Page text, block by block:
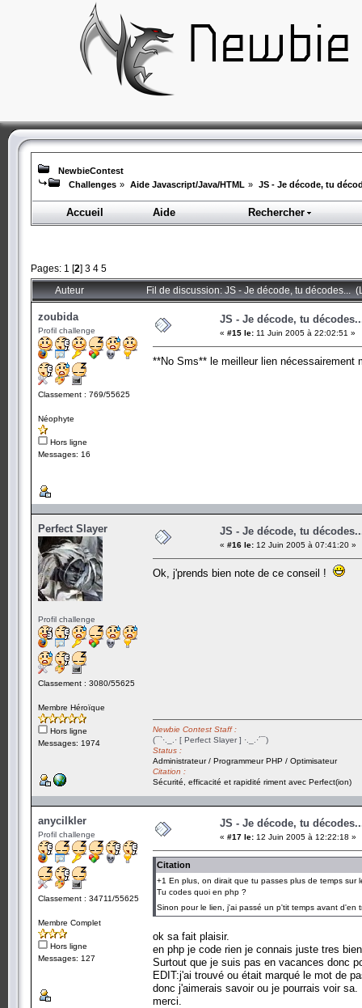
NewbieContest
Challenges » Aide Javascript/Java/HTML » JS - Je décode, tu
Accueil Aide Rechercher
Pages: 1 [2] 3 4 5
Auteur Fil de discussion: JS - Je décode, tu décodes...
zoubida
Profil challenge
Classement : 769/55625
Néophyte
Hors ligne
Messages: 16
JS - Je décode, tu
« #15 le: 11 Juin 2005 à 22:02:51 »
**No Sms** le meilleur lien
Perfect Slayer
Profil challenge
Classement : 3080/55625
Membre Héroïque
Hors ligne
Messages: 1974
JS - Je décode, tu
« #16 le: 12 Juin 2005 à 07:41:20 »
Ok, j'prends bien note de ce conseil !
Newbie Contest Staff :
(¯`·._.· [ Perfect Slayer ] ·._.·´¯)
Status :
Administrateur / Programmeur PHP / Optimisateur
Citation :
Sécurité, efficacité et rapidité riment avec Perfect(ion)
anycilkler
Profil challenge
Classement : 34711/55625
Membre Complet
Hors ligne
Messages: 127
JS - Je décode, tu
« #17 le: 12 Juin 2005 à 12:22:18 »
Citation
+1 En plus, on dirait que tu passes plus de temps sur
Tu codes quoi en php ?
Sinon pour le lien, j'ai passé un p'tit temps avant
ok sa fait plaisir.
en php je code rien je connais juste tres
Surtout que je suis pas en vacances donc
EDIT:j'ai trouvé ou était marqué le mot de
donc j'aimerais savoir ou je pourrais voir sa.
merci.